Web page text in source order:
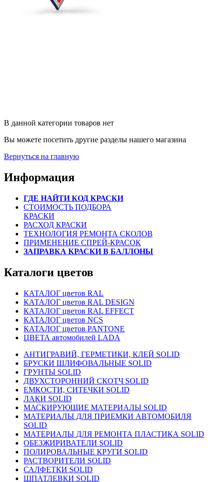
В данной категории товаров нет
Вы можете посетить другие разделы нашего магазина
Вернуться на главную
Информация
ГДЕ НАЙТИ КОД КРАСКИ
СТОИМОСТЬ ПОДБОРА
КРАСКИ
РАСХОД КРАСКИ
ТЕХНОЛОГИЯ РЕМОНТА СКОЛОВ
ПРИМЕНЕНИЕ СПРЕЙ-КРАСОК
ЗАПРАВКА КРАСКИ В БАЛЛОНЫ
Каталоги цветов
КАТАЛОГ цветов RAL
КАТАЛОГ цветов RAL DESIGN
КАТАЛОГ цветов RAL EFFECT
КАТАЛОГ цветов NCS
КАТАЛОГ цветов PANTONE
ЦВЕТА автомобилей LADA
АНТИГРАВИЙ, ГЕРМЕТИКИ, КЛЕЙ SOLID
БРУСКИ ШЛИФОВАЛЬНЫЕ SOLID
ГРУНТЫ SOLID
ДВУХСТОРОННИЙ СКОТЧ SOLID
ЕМКОСТИ, СИТЕЧКИ SOLID
ЛАКИ SOLID
МАСКИРУЮЩИЕ МАТЕРИАЛЫ SOLID
МАТЕРИАЛЫ ДЛЯ ПРИЕМКИ АВТОМОБИЛЯ
SOLID
МАТЕРИАЛЫ ДЛЯ РЕМОНТА ПЛАСТИКА SOLID
ОБЕЗЖИРИВАТЕЛИ SOLID
ПОЛИРОВАЛЬНЫЕ КРУГИ SOLID
РАСТВОРИТЕЛИ SOLID
САЛФЕТКИ SOLID
ШПАТЛЕВКИ SOLID